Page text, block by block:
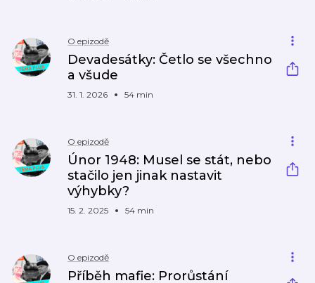
O epizodě
Devadesátky: Četlo se všechno
a všude
31. 1. 2026 54 min
O epizodě
Únor 1948: Musel se stát, nebo
stačilo jen jinak nastavit
výhybky?
15. 2. 2025 54 min
O epizodě
Příběh mafie: Prorůstání